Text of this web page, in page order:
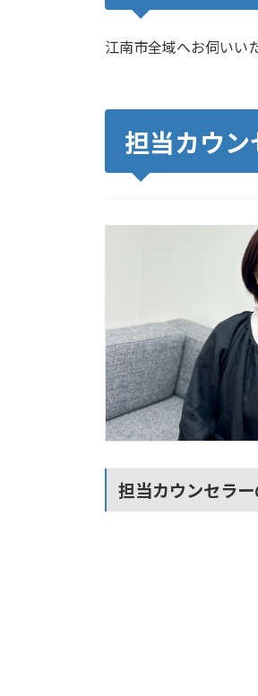
江南市全域へお伺いい
担当カウン
担当カウンセラ